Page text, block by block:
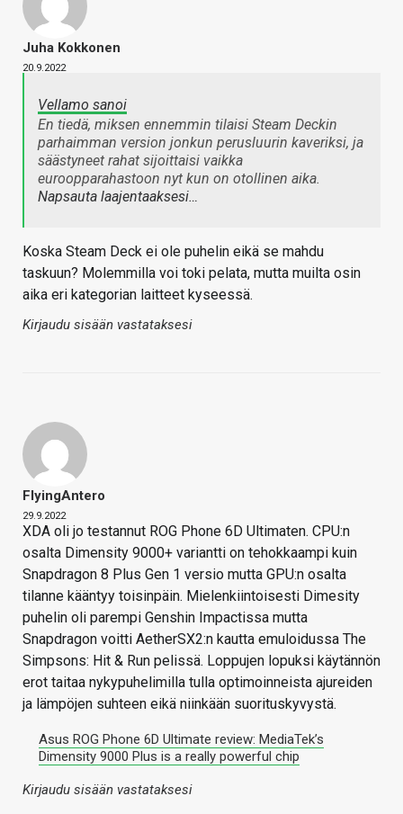
Juha Kokkonen
20.9.2022
Vellamo sanoi
En tiedä, miksen ennemmin tilaisi Steam Deckin
parhaimman version jonkun perusluurin kaveriksi, ja
säästyneet rahat sijoittaisi vaikka
euroopparahastoon nyt kun on otollinen aika.
Napsauta laajentaaksesi…
Koska Steam Deck ei ole puhelin eikä se mahdu
taskuun? Molemmilla voi toki pelata, mutta muilta osin
aika eri kategorian laitteet kyseessä.
Kirjaudu sisään vastataksesi
FlyingAntero
29.9.2022
XDA oli jo testannut ROG Phone 6D Ultimaten. CPU:n
osalta Dimensity 9000+ variantti on tehokkaampi kuin
Snapdragon 8 Plus Gen 1 versio mutta GPU:n osalta
tilanne kääntyy toisinpäin. Mielenkiintoisesti Dimesity
puhelin oli parempi Genshin Impactissa mutta
Snapdragon voitti AetherSX2:n kautta emuloidussa The
Simpsons: Hit & Run pelissä. Loppujen lopuksi käytännön
erot taitaa nykypuhelimilla tulla optimoinneista ajureiden
ja lämpöjen suhteen eikä niinkään suorituskyvystä.
Asus ROG Phone 6D Ultimate review: MediaTek’s
Dimensity 9000 Plus is a really powerful chip
Kirjaudu sisään vastataksesi